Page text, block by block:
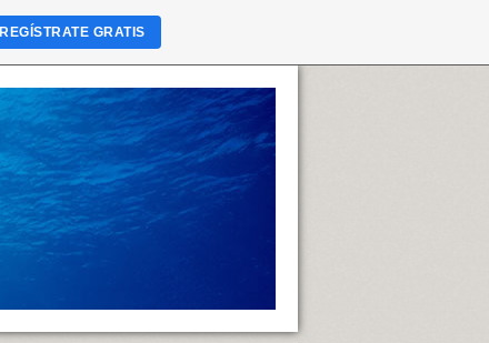
REGÍSTRATE GRATIS